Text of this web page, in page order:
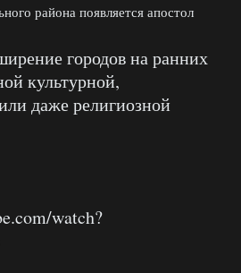
района появляется апостол
городов на ранних
культурной,
даже религиозной
watch?